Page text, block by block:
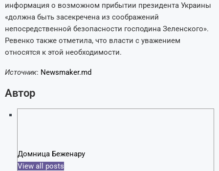
информация о возможном прибытии президента Украины
«должна быть засекречена из соображений
непосредственной безопасности господина Зеленского».
Ревенко также отметила, что власти с уважением
относятся к этой необходимости.
Источник: Newsmaker.md
Автор
Домница Беженару
View all posts